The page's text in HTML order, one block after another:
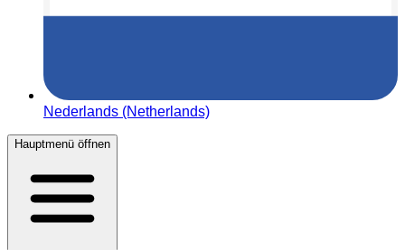
Nederlands (Netherlands)
Hauptmenü öffnen